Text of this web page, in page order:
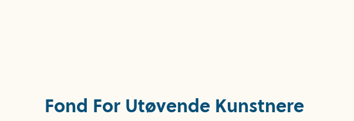
Fond For Utøvende Kunstnere